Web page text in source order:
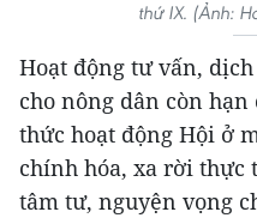
thứ IX. (Ảnh:
Hoạt động tư vấn,
cho nông dân còn
thức hoạt động Hội ở
chính hóa, xa rời thực
tâm tư, nguyện vọng